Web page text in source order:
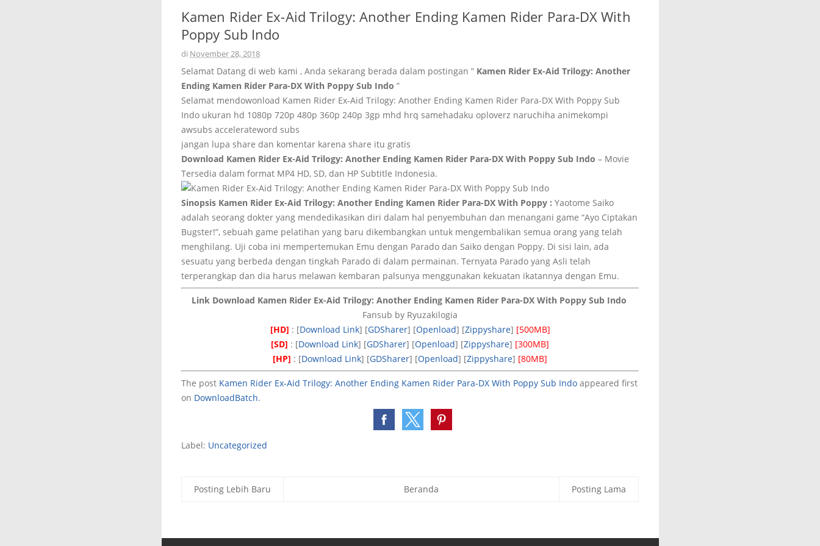
Kamen Rider Ex-Aid Trilogy: Another Ending Kamen Rider Para-DX With
Poppy Sub Indo
di November 28, 2018
Selamat Datang di web kami , Anda sekarang berada dalam postingan ” Kamen Rider Ex-Aid Trilogy: Another
Ending Kamen Rider Para-DX With Poppy Sub Indo ”
Selamat mendowonload Kamen Rider Ex-Aid Trilogy: Another Ending Kamen Rider Para-DX With Poppy Sub
Indo ukuran hd 1080p 720p 480p 360p 240p 3gp mhd hrq samehadaku oploverz naruchiha animekompi
awsubs accelerateword subs
jangan lupa share dan komentar karena share itu gratis
Download Kamen Rider Ex-Aid Trilogy: Another Ending Kamen Rider Para-DX With Poppy Sub Indo – Movie
Tersedia dalam format MP4 HD, SD, dan HP Subtitle Indonesia.
Sinopsis Kamen Rider Ex-Aid Trilogy: Another Ending Kamen Rider Para-DX With Poppy : Yaotome Saiko
adalah seorang dokter yang mendedikasikan diri dalam hal penyembuhan dan menangani game “Ayo Ciptakan
Bugster!”, sebuah game pelatihan yang baru dikembangkan untuk mengembalikan semua orang yang telah
menghilang. Uji coba ini mempertemukan Emu dengan Parado dan Saiko dengan Poppy. Di sisi lain, ada
sesuatu yang berbeda dengan tingkah Parado di dalam permainan. Ternyata Parado yang Asli telah
terperangkap dan dia harus melawan kembaran palsunya menggunakan kekuatan ikatannya dengan Emu.
Link Download Kamen Rider Ex-Aid Trilogy: Another Ending Kamen Rider Para-DX With Poppy Sub Indo
Fansub by Ryuzakilogia
[HD] : [Download Link] [GDSharer] [Openload] [Zippyshare] [500MB]
[SD] : [Download Link] [GDSharer] [Openload] [Zippyshare] [300MB]
[HP] : [Download Link] [GDSharer] [Openload] [Zippyshare] [80MB]
The post Kamen Rider Ex-Aid Trilogy: Another Ending Kamen Rider Para-DX With Poppy Sub Indo appeared first
on DownloadBatch.
Label: Uncategorized
Posting Lebih Baru Posting Lama
Beranda